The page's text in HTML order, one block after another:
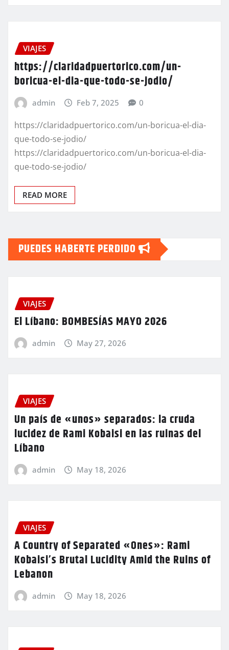
VIAJES
https://claridadpuertorico.com/un-
boricua-el-dia-que-todo-se-jodio/
admin Feb 7, 2025 0
https://claridadpuertorico.com/un-boricua-el-dia-
que-todo-se-jodio/
https://claridadpuertorico.com/un-boricua-el-dia-
que-todo-se-jodio/
READ MORE
PUEDES HABERTE PERDIDO
VIAJES
El Líbano: BOMBESÍAS MAYO 2026
admin May 27, 2026
VIAJES
Un país de «unos» separados: la cruda
lucidez de Rami Kobaisi en las ruinas del
Líbano
admin May 18, 2026
VIAJES
A Country of Separated «Ones»: Rami
Kobaisi’s Brutal Lucidity Amid the Ruins of
Lebanon
admin May 18, 2026